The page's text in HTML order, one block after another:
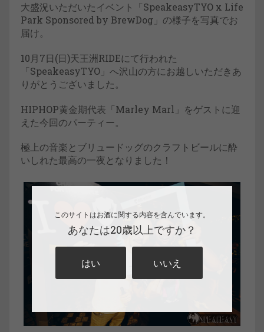
大盛況いただいたイベント「SpeakeasyTYO x Life
Park Sponsored by BrewDog」の様子を写真でお
届け。
10月7日(日)天王洲RIDEにて行われた
「SpeakeasyTYO」へ沢山の方にお越しいただきあ
りがとうございました。
HIPHOP黄金期代表「Marley Marl」をゲストに迎
えた今回のパーティー。
極上の音楽とブリュードッグのクラフトビールに酔
いしれた最高の一夜となりました！
このサイトはお酒に関する内容を含んでいます。
あなたは20歳以上ですか？
はい いいえ